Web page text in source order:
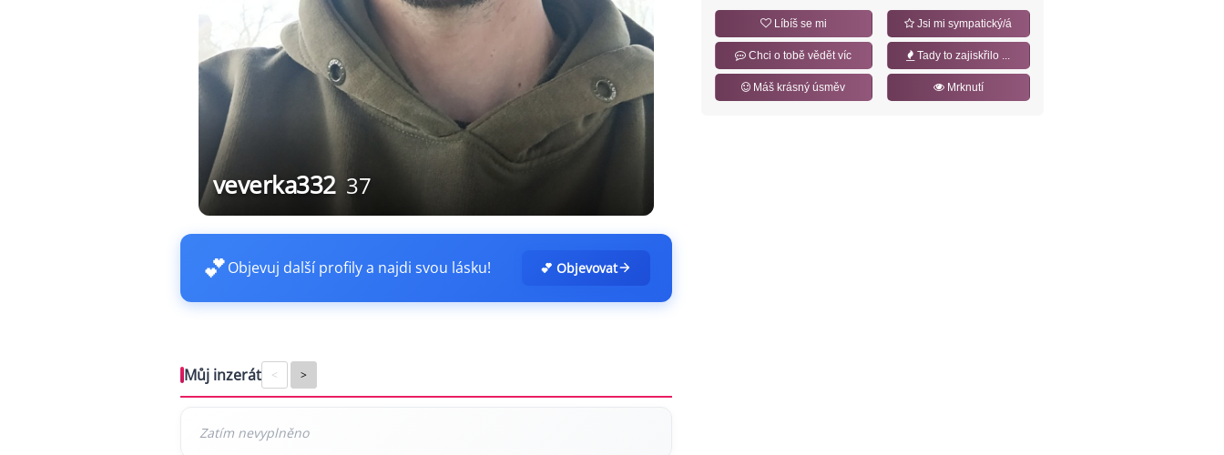
veverka332 37
💕Objevuj další profily a najdi svou lásku! 💕 Objevovat
Můj inzerát < >
Líbíš se mi Jsi mi sympatický/á
Chci o tobě vědět víc Tady to zajiskřilo ...
Máš krásný úsměv Mrknutí